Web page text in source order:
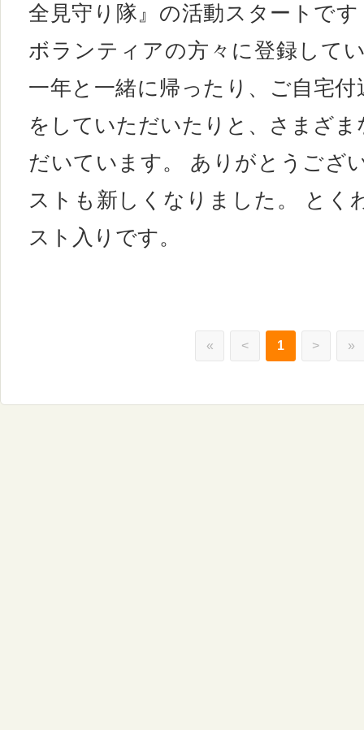
全見守り隊』の活動スタートで
ボランティアの方々に登録して
一年と一緒に帰ったり、ご自宅
をしていただいたりと、さまざ
だいています。 ありがとうござ
ストも新しくなりました。 とく
スト入りです。
« < 1 > »